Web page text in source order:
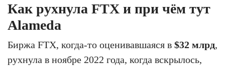
Как рухнула FTX и при чём тут
Alameda
Биржа FTX, когда-то оценивавшаяся в $32 млрд,
рухнула в ноябре 2022 года, когда вскрылось,